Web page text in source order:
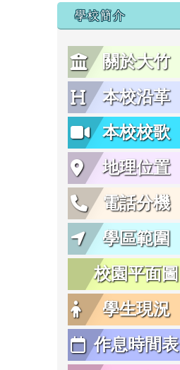
學校簡介
關於大竹
本校沿革
本校校歌
地理位置
電話分機
學區範圍
校園平面圖
學生現況
作息時間表